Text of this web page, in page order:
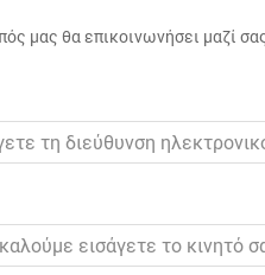
μας θα επικοινωνήσει μαζί